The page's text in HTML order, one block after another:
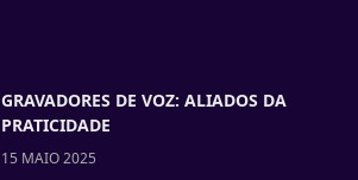
GRAVADORES DE VOZ: ALIADOS DA
PRATICIDADE
15 MAIO 2025